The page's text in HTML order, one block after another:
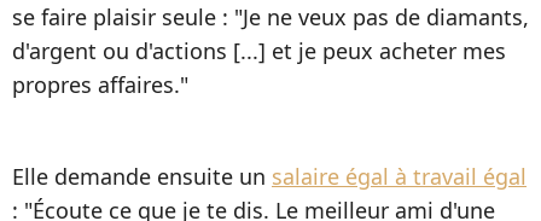
se faire plaisir seule : "Je ne veux pas de diamants,
d'argent ou d'actions [...] et je peux acheter mes
propres affaires."
Elle demande ensuite un salaire égal à travail égal
: "Écoute ce que je te dis. Le meilleur ami d'une